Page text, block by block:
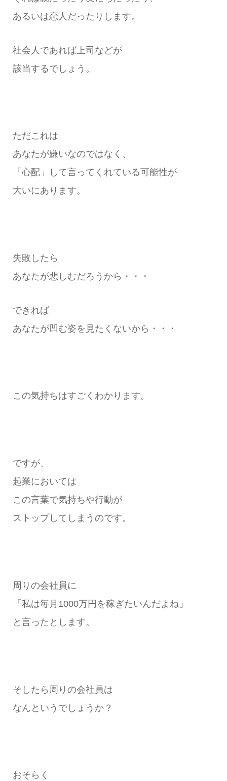
あるいは恋人だったりします。
社会人であれば上司などが
該当するでしょう。
ただこれは
あなたが嫌いなのではなく、
「心配」して言ってくれている可能性が
大いにあります。
失敗したら
あなたが悲しむだろうから・・・
できれば
あなたが凹む姿を見たくないから・・・
この気持ちはすごくわかります。
ですが、
起業においては
この言葉で気持ちや行動が
ストップしてしまうのです。
周りの会社員に
「私は毎月1000万円を稼ぎたいんだよね」
と言ったとします。
そしたら周りの会社員は
なんというでしょうか？
おそらく